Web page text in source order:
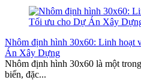
Nhôm định hình 30x60: Linh hoạt
Án Xây Dựng
Nhôm định hình 30x60 là một
biến, đặc...